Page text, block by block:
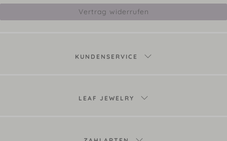
Vertrag widerrufen
KUNDENSERVICE
LEAF JEWELRY